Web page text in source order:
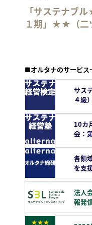
「サステナブ
１期」★★（二
■オルタナのサービス
サス
４級
10カ
会：
各領
を支
法人
報発